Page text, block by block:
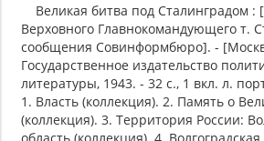
Великая битва под Сталинградом :
Верховного Главнокомандующего т.
сообщения Совинформбюро]. -
Государственное издательство
литературы, 1943. - 32 с., 1 вкл. л.
1. Власть (коллекция). 2. Память о
(коллекция). 3. Территория России: